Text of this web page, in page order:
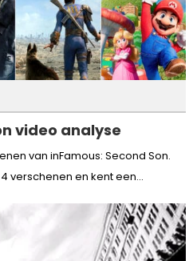
video analyse
van inFamous: Second Son.
verschenen en kent een...